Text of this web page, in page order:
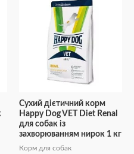
Сухий дієтичний корм
Happy Dog VET Diet Renal
для собак із
захворюванням нирок 1 кг
Корм для собак